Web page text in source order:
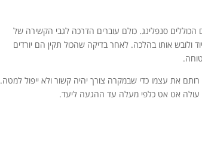
הכוללים סנפלינג. כולם עוברים הדרכה לגבי הקשירה של
אותו בהלכה. לאחר בדיקה שהכול תקין הם יורדים
את עצמו כדי שבמקרה צורך יהיה קשור ולא ייפול למטה.
אט אט כלפי מעלה עד ההגעה ליעד.